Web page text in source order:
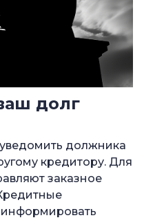
долг
должника
кредитору. Для
заказное